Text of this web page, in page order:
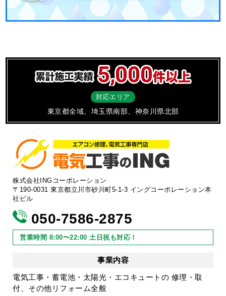
対応エリア
東京都全域、埼玉県南部、神奈川県北部
株式会社INGコーポレーション
〒190-0031 東京都立川市砂川町5-1-3 イングコーポレーション本
社ビル
050-7586-2875
営業時間 8:00〜22:00 土日祝も対応！
事業内容
電気工事・蓄電池・太陽光・エコキュートの 修理・取
付、その他リフォーム全般